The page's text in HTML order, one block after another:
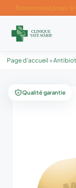
Économisez jusqu'à
Page d'accueil »
Qualité garantie